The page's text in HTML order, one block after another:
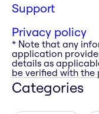
Support
Privacy policy
* Note that any
application
details as
be verified with the
Categories